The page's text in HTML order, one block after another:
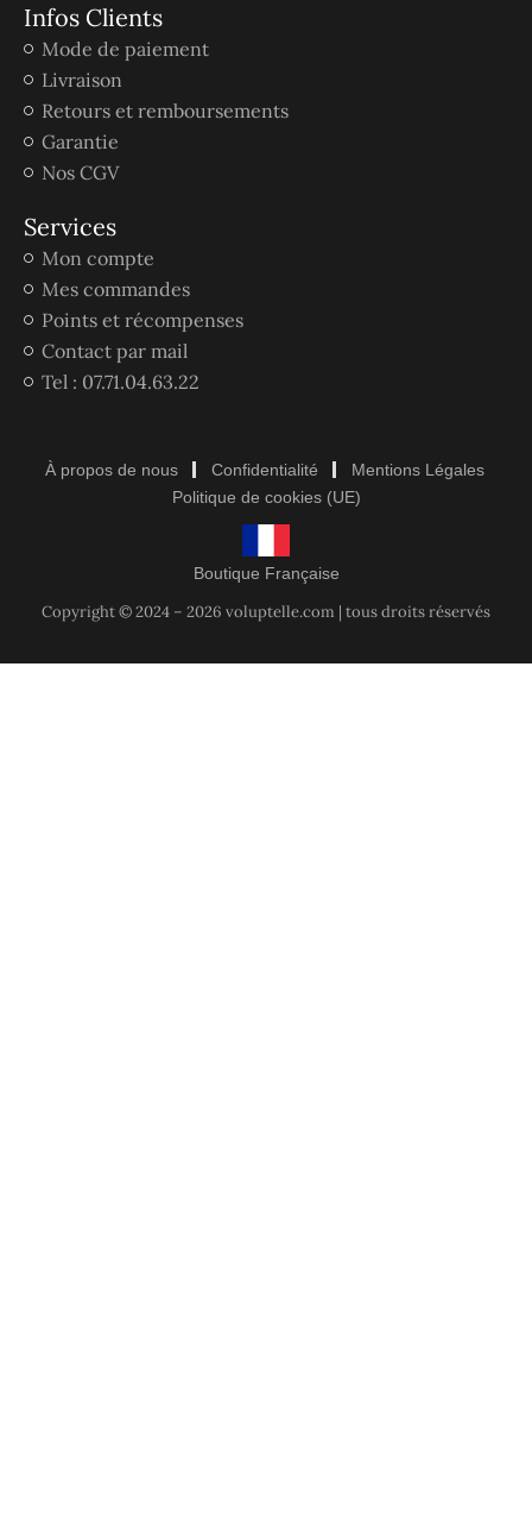
Infos Clients
Mode de paiement
Livraison
Retours et remboursements
Garantie
Nos CGV
Services
Mon compte
Mes commandes
Points et récompenses
Contact par mail
Tel : 07.71.04.63.22
À propos de nous Confidentialité
Mentions Légales
Politique de cookies (UE)
Boutique Française
Copyright © 2024 – 2026 voluptelle.com | tous droits réservés